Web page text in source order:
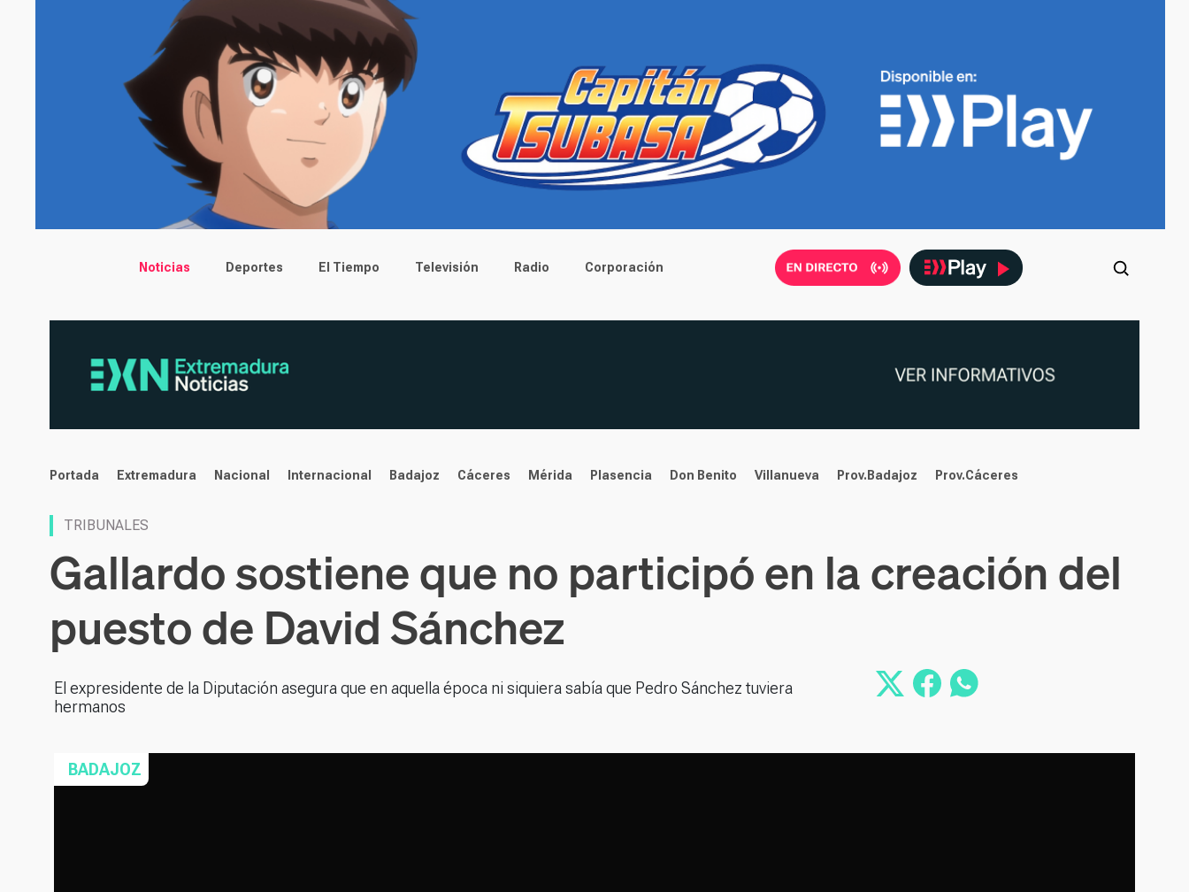
Main menu
Noticias Deportes El Tiempo Televisión Radio Corporación
noticias
Portada Extremadura Nacional Internacional Badajoz Cáceres Mérida Plasencia Don Benito Villanueva Prov.Badajoz Prov.Cáceres
TRIBUNALES
Gallardo sostiene que no participó en la creación del
puesto de David Sánchez
El expresidente de la Diputación asegura que en aquella época ni siquiera sabía que Pedro Sánchez tuviera
hermanos
BADAJOZ